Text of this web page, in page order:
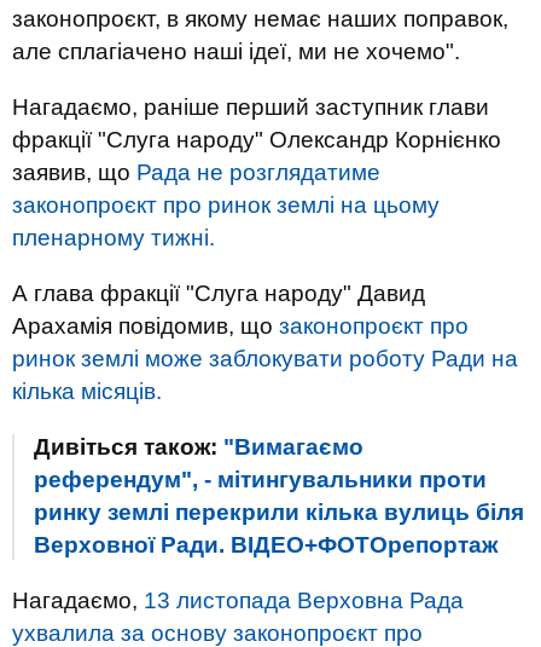
законопроєкт, в якому немає наших поправок,
але сплагіачено наші ідеї, ми не хочемо".
Нагадаємо, раніше перший заступник глави
фракції "Слуга народу" Олександр Корнієнко
заявив, що Рада не розглядатиме
законопроєкт про ринок землі на цьому
пленарному тижні.
А глава фракції "Слуга народу" Давид
Арахамія повідомив, що законопроєкт про
ринок землі може заблокувати роботу Ради на
кілька місяців.
Дивіться також: "Вимагаємо
референдум", - мітингувальники проти
ринку землі перекрили кілька вулиць біля
Верховної Ради. ВІДЕО+ФОТОрепортаж
Нагадаємо, 13 листопада Верховна Рада
ухвалила за основу законопроєкт про